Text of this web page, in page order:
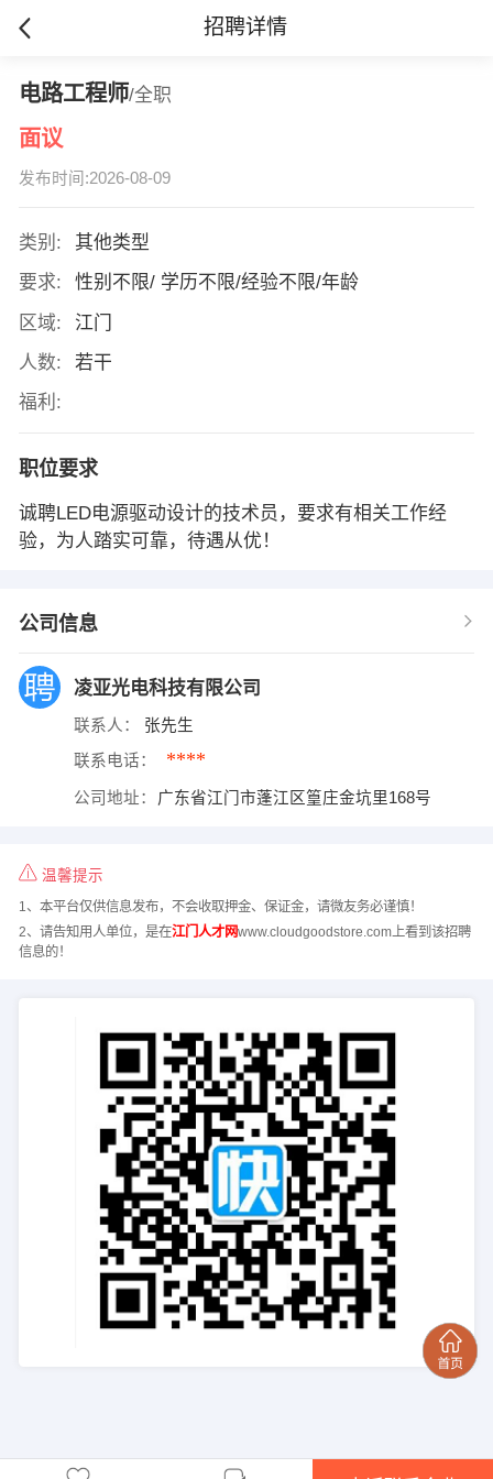
招聘详情
电路工程师/全职
面议
发布时间:2026-08-09
类别:
其他类型
要求:
性别不限/ 学历不限/经验不限/年龄
区域:
江门
人数:
若干
福利:
职位要求
诚聘LED电源驱动设计的技术员，要求有相关工作经
验，为人踏实可靠，待遇从优！
公司信息
凌亚光电科技有限公司
联系人： 张先生
联系电话： ****
公司地址： 广东省江门市蓬江区篁庄金坑里168号
温馨提示
1、本平台仅供信息发布，不会收取押金、保证金，请微友务必谨慎！
2、请告知用人单位，是在江门人才网www.cloudgoodstore.com上看到该招聘
信息的！